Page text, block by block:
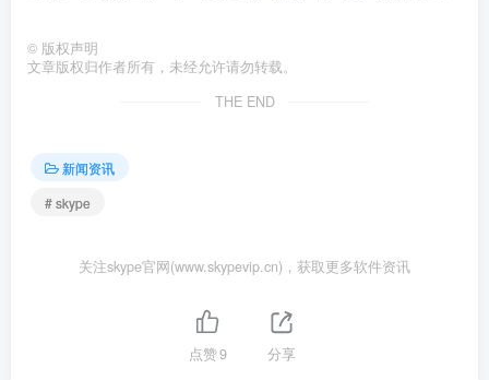
© 版权声明
文章版权归作者所有，未经允许请勿转载。
THE END
新闻资讯
# skype
关注skype官网(www.skypevip.cn)，获取更多软件资讯
点赞9 分享